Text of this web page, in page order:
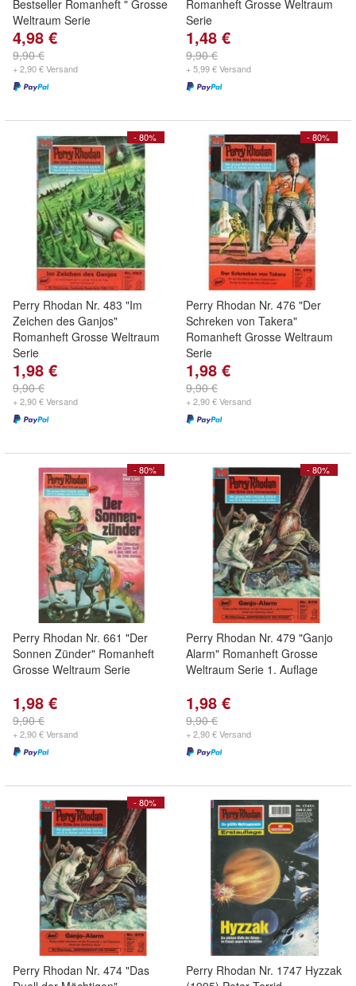
Bestseller Romanheft " Grosse
Weltraum Serie
4,98 €
9,90 €
+ 2,90 € Versand
Romanheft Grosse Weltraum
Serie
1,48 €
9,90 €
+ 5,99 € Versand
- 80%
Perry Rhodan Nr. 483 "Im
Zeichen des Ganjos"
Romanheft Grosse Weltraum
Serie
1,98 €
9,90 €
+ 2,90 € Versand
- 80%
Perry Rhodan Nr. 476 "Der
Schreken von Takera"
Romanheft Grosse Weltraum
Serie
1,98 €
9,90 €
+ 2,90 € Versand
- 80%
Perry Rhodan Nr. 661 "Der
Sonnen Zünder" Romanheft
Grosse Weltraum Serie
1,98 €
9,90 €
+ 2,90 € Versand
- 80%
Perry Rhodan Nr. 479 "Ganjo
Alarm" Romanheft Grosse
Weltraum Serie 1. Auflage
1,98 €
9,90 €
+ 2,90 € Versand
- 80%
Perry Rhodan Nr. 474 "Das
Perry Rhodan Nr. 1747 Hyzzak